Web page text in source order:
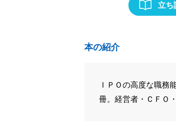
立ち
本の紹介
ＩＰＯの高度な職務
冊。経営者・ＣＦＯ